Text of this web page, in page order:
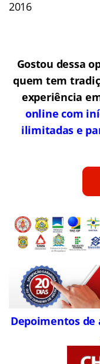
2016
Gostou dessa
quem tem
experiência
online com
ilimitadas e
Depoimentos